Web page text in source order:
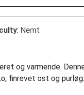
: Nemt
og varmende.
finrevet ost og